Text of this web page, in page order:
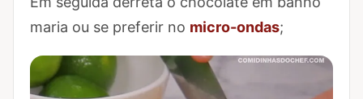
maria ou se preferir no micro-ondas;